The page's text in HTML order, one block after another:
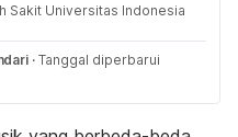
Sakit Universitas Indonesia
· Tanggal diperbarui